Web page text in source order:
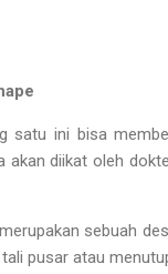
satu ini bisa
akan diikat oleh
sebuah
pusar atau